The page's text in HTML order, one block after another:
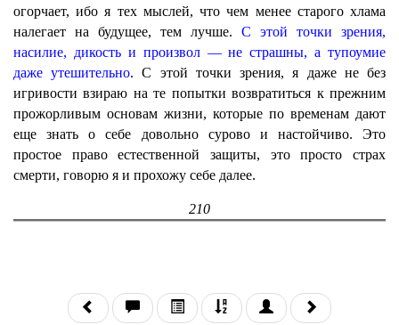
огорчает, ибо я тех мыслей, что чем менее старого хлама
налегает на будущее, тем лучше. С этой точки зрения,
насилие, дикость и произвол — не страшны, а тупоумие
даже утешительно. С этой точки зрения, я даже не без
игривости взираю на те попытки возвратиться к прежним
прожорливым основам жизни, которые по временам дают
еще знать о себе довольно сурово и настойчиво. Это
простое право естественной защиты, это просто страх
смерти, говорю я и прохожу себе далее.
210